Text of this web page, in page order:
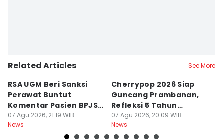
Related Articles See More
RSA UGM Beri Sanksi
Perawat Buntut
Komentar Pasien BPJS
di Medsos
07 Agu 2026, 21:19 WIB
News
Cherrypop 2026 Siap
Guncang Prambanan,
Refleksi 5 Tahun
Perjalanan
07 Agu 2026, 20:09 WIB
News